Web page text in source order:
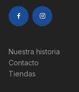
Nuestra historia
Contacto
Tiendas